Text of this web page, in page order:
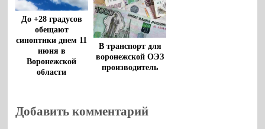
До +28 градусов
обещают
синоптики днем 11
июня в
Воронежской
области
В транспорт для
воронежской ОЭЗ
производитель
Добавить комментарий